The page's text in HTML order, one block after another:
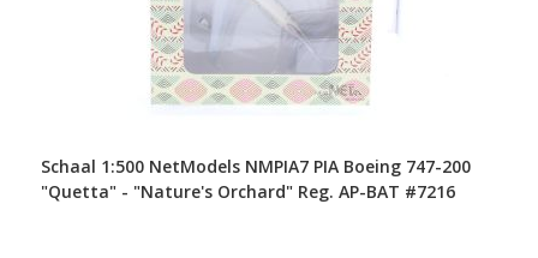
Schaal 1:500 NetModels NMPIA7 PIA Boeing 747-200
"Quetta" - "Nature's Orchard" Reg. AP-BAT #7216